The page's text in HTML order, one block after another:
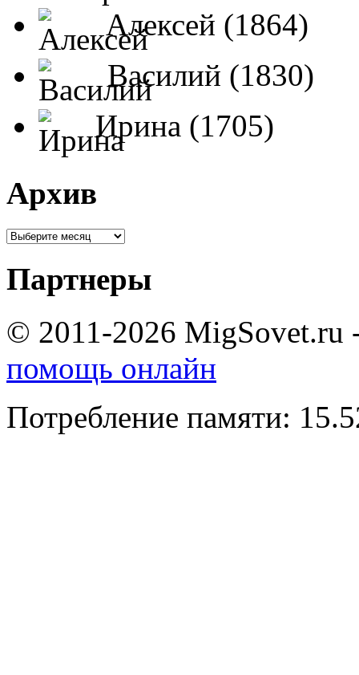
Алексей (1864)
Василий (1830)
Ирина (1705)
Архив
Партнеры
© 2011-2026 MigSovet.ru
помощь онлайн
Потребление памяти: